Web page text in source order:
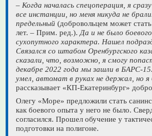
– Когда началась спецоперация, я
все инстанции, но меня никуда не
предельный (добровольцем может
лет. – Прим. ред.). Да и не было
сухопутного характера. Нашел
Связался со штабом Оренбургского
сказали, что, возможно, я смогу
декабре 2022 года мы зашли в БАРС-
умел, автомат в руках не держал, но я
рассказывает «КП-Екатеринбург»
Олегу «Море» предложили стать
как боевого опыта у него не было.
согласился. Прошел обучение у
подготовки на полигоне.